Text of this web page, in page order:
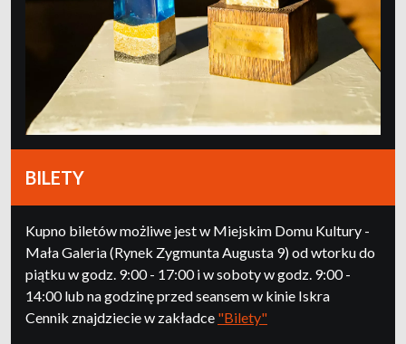
BILETY
Kupno biletów możliwe jest w Miejskim Domu Kultury -
Mała Galeria (Rynek Zygmunta Augusta 9) od wtorku do
piątku w godz. 9:00 - 17:00 i w soboty w godz. 9:00 -
14:00 lub na godzinę przed seansem w kinie Iskra
Cennik znajdziecie w zakładce "Bilety"